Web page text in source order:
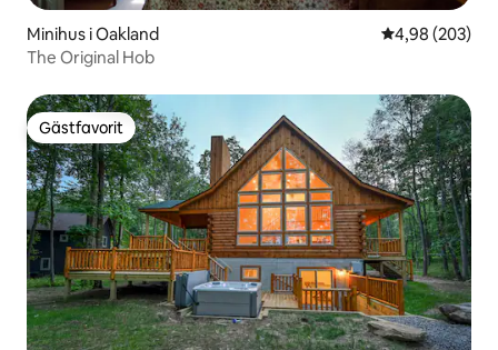
Minihus i Oakland 4,98 av 5 i
4,98 (203)
The Original Hob
Gästfavorit
Gästfavorit